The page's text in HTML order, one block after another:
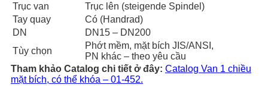
Trục van
Trục lên (steigende Spindel)
Tay quay
Có (Handrad)
DN
DN15 – DN200
Tùy chọn
Phớt mềm, mặt bích JIS/ANSI,
PN khác – theo yêu cầu
Tham khảo Catalog chi tiết ở đây: Catalog Van 1 chiều
mặt bích, có thể khóa – 01-452.